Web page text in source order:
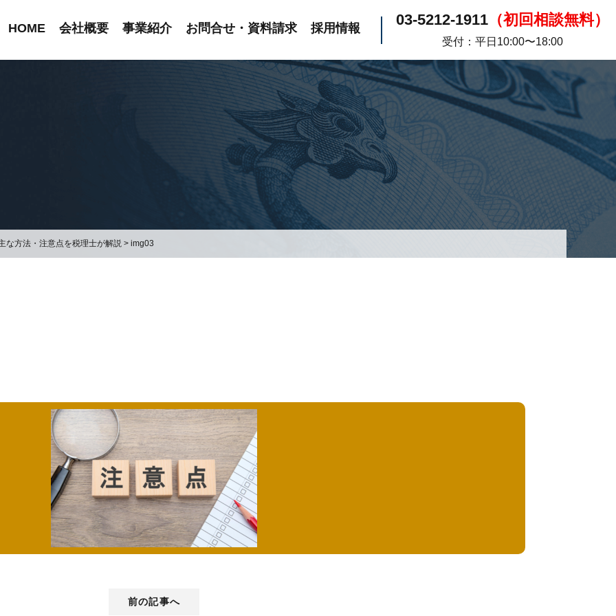
HOME 会社概要 事業紹介 お問合せ・資料請求 採用情報 03-5212-1911 （初回相談無料）
受付：平日10:00〜18:00
な方法・注意点を税理士が解説 > img03
前の記事へ